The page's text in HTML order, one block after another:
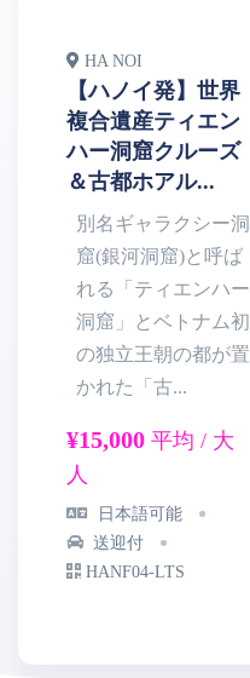
HA NOI
【ハノイ発】世界
複合遺産ティエン
ハー洞窟クルーズ
＆古都ホアル...
別名ギャラクシー洞
窟(銀河洞窟)と呼ば
れる「ティエンハー
洞窟」とベトナム初
の独立王朝の都が置
かれた「古...
¥15,000 平均 / 大
人
日本語可能
送迎付
HANF04-LTS